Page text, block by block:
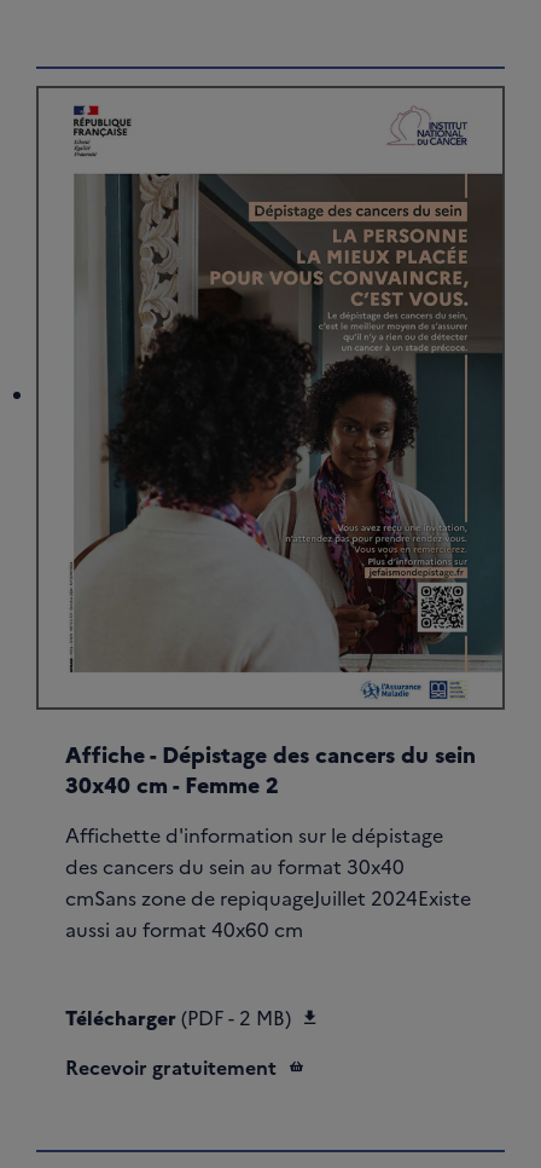
Affiche - Dépistage des cancers du sein
30x40 cm - Femme 2
Affichette d'information sur le dépistage
des cancers du sein au format 30x40
cmSans zone de repiquageJuillet 2024Existe
aussi au format 40x60 cm
Télécharger(PDF - 2 MB)
Recevoir gratuitement